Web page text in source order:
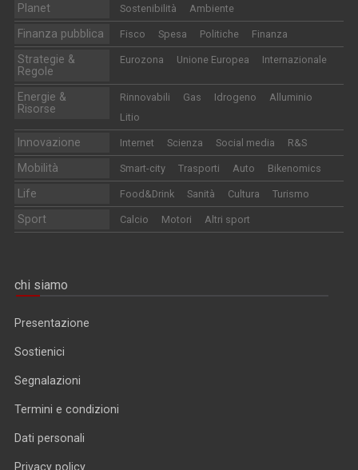
Planet Sostenibilità Ambiente
Finanza pubblica Fisco Spesa Politiche Finanza
Strategie &
Regole
Eurozona Unione Europea Internazionale
Energie &
Risorse
Rinnovabili Gas Idrogeno
Alluminio
Litio
Innovazione Internet Scienza Social media R&S
Mobilità Smart-city Trasporti Auto Bikenomics
Life Food&Drink Sanità Cultura Turismo
Sport Calcio Motori Altri sport
chi siamo
Presentazione
Sostienici
Segnalazioni
Termini e condizioni
Dati personali
Privacy policy